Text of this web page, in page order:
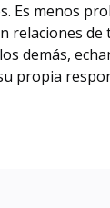
Es menos
relaciones de
demás,
propia